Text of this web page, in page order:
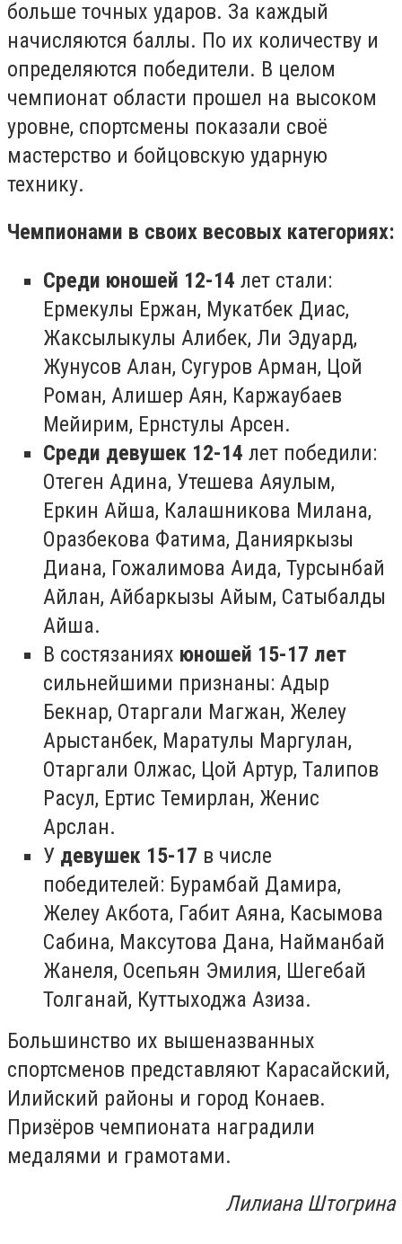
больше точных ударов. За каждый
начисляются баллы. По их количеству и
определяются победители. В целом
чемпионат области прошел на высоком
уровне, спортсмены показали своё
мастерство и бойцовскую ударную
технику.
Чемпионами в своих весовых категориях:
Среди юношей 12-14 лет стали:
Ермекулы Ержан, Мукатбек Диас,
Жаксылыкулы Алибек, Ли Эдуард,
Жунусов Алан, Сугуров Арман, Цой
Роман, Алишер Аян, Каржаубаев
Мейирим, Ернстулы Арсен.
Среди девушек 12-14 лет победили:
Отеген Адина, Утешева Аяулым,
Еркин Айша, Калашникова Милана,
Оразбекова Фатима, Данияркызы
Диана, Гожалимова Аида, Турсынбай
Айлан, Айбаркызы Айым, Сатыбалды
Айша.
В состязаниях юношей 15-17 лет
сильнейшими признаны: Адыр
Бекнар, Отаргали Магжан, Желеу
Арыстанбек, Маратулы Маргулан,
Отаргали Олжас, Цой Артур, Талипов
Расул, Ертис Темирлан, Женис
Арслан.
У девушек 15-17 в числе
победителей: Бурамбай Дамира,
Желеу Акбота, Габит Аяна, Касымова
Сабина, Максутова Дана, Найманбай
Жанеля, Осепьян Эмилия, Шегебай
Толганай, Куттыходжа Азиза.
Большинство их вышеназванных
спортсменов представляют Карасайский,
Илийский районы и город Конаев.
Призёров чемпионата наградили
медалями и грамотами.
Лилиана Штогрина